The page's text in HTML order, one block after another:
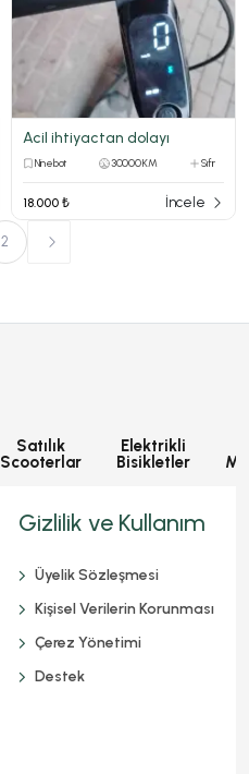
Acil ihtiyactan dolayı
Ninebot 30000 KM Sıfır
18.000 ₺ İncele
2
Satılık
Scooterlar
Elektrikli
Bisikletler
Gizlilik ve Kullanım
Üyelik Sözleşmesi
Kişisel Verilerin Korunması
Çerez Yönetimi
Destek